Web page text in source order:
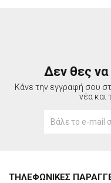
Δεν θες
Κάνε την εγγραφή σου
νέα και
ΤΗΛΕΦΩΝΙΚΕΣ